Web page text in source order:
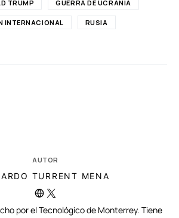
TRUMP GUERRA DE UCRANIA
INTERNACIONAL RUSIA
AUTOR
TURRENT MENA
por el Tecnológico de Monterrey. Tiene